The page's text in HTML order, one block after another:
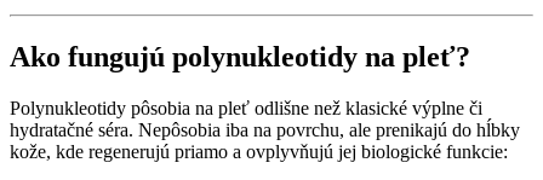
Ako fungujú polynukleotidy na pleť?
Polynukleotidy pôsobia na pleť odlišne než klasické výplne či
hydratačné séra. Nepôsobia iba na povrchu, ale prenikajú do hĺbky
kože, kde regenerujú priamo a ovplyvňujú jej biologické funkcie: